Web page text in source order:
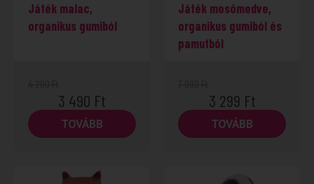
Játék malac,
organikus gumiból
3 490 Ft
TOVÁBB
Játék mosómedve,
organikus gumiból és
pamutból
3 299 Ft
TOVÁBB